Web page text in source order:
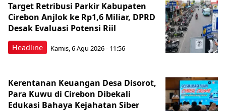
Headline
Target Retribusi Parkir Kabupaten
Cirebon Anjlok ke Rp1,6 Miliar, DPRD
Desak Evaluasi Potensi Riil
Kamis, 6 Agu 2026 - 11:56
Kerentanan Keuangan Desa Disorot,
Para Kuwu di Cirebon Dibekali
Edukasi Bahaya Kejahatan Siber